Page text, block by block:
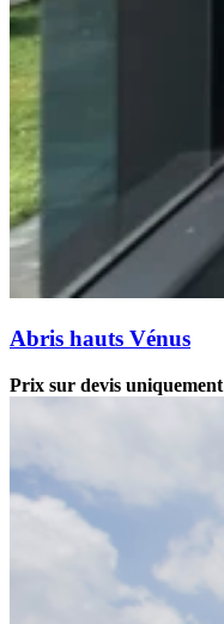
Abris hauts Vénus
Prix sur devis uniquement